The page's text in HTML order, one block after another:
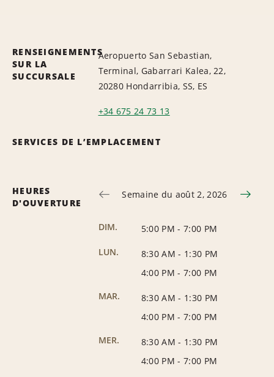
RENSEIGNEMENTS
SUR LA
SUCCURSALE
Aeropuerto San Sebastian,
Terminal, Gabarrari Kalea, 22,
20280 Hondarribia, SS, ES
+34 675 24 73 13
SERVICES DE L’EMPLACEMENT
HEURES
D'OUVERTURE
Semaine du août 2, 2026
DIM. 5:00 PM - 7:00 PM
LUN.
8:30 AM - 1:30 PM
4:00 PM - 7:00 PM
MAR.
8:30 AM - 1:30 PM
4:00 PM - 7:00 PM
MER.
8:30 AM - 1:30 PM
4:00 PM - 7:00 PM